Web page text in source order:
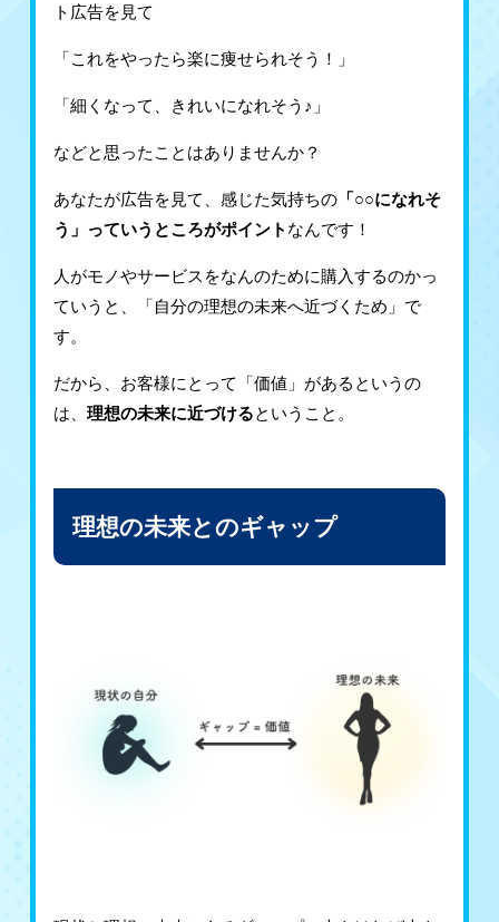
ト広告を見て
「これをやったら楽に痩せられそう！」
「細くなって、きれいになれそう♪」
などと思ったことはありませんか？
あなたが広告を見て、感じた気持ちの「○○になれそ
う」っていうところがポイント なんです！
人がモノやサービスをなんのために購入するのかっ
ていうと、「自分の理想の未来へ近づくため」で
す。
だから、お客様にとって「価値」があるというの
は、 理想の未来に近づけるということ。
理想の未来とのギャップ